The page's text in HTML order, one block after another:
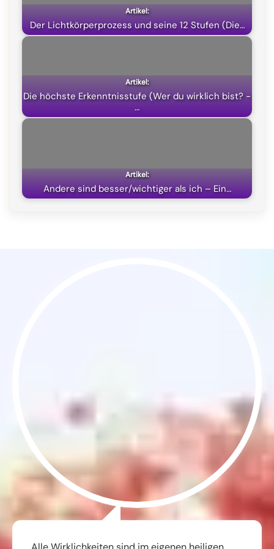
o
k
a
m
p
p
t
e
Der Lichtkörperprozess und seine 12 Stufen (Die…
Die höchste Erkenntnisstufe (Wer du wirklich bist? -
…
Andere sind besser/wichtiger als ich – Ein…